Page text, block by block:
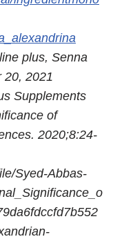
plus, Senna
20, 2021
Supplements
of
2020;8:24-
Syed-Abbas-